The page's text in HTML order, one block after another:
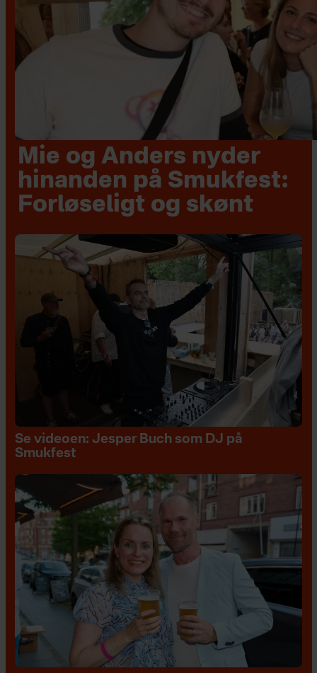
Mie og Anders nyder
hinanden på Smukfest:
Forløseligt og skønt
Se videoen: Jesper Buch som DJ på
Smukfest